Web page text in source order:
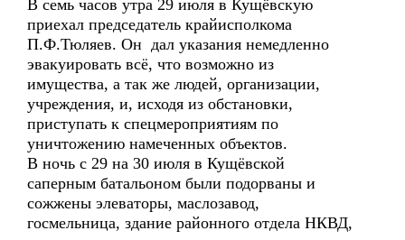
В семь часов утра 29 июля в Кущёвскую
приехал председатель крайисполкома
П.Ф.Тюляев. Он дал указания немедленно
эвакуировать всё, что возможно из
имущества, а так же людей, организации,
учреждения, и, исходя из обстановки,
приступать к спецмероприятиям по
уничтожению намеченных объектов.
В ночь с 29 на 30 июля в Кущёвской
саперным батальоном были подорваны и
сожжены элеваторы, маслозавод,
госмельница, здание районного отдела НКВД,